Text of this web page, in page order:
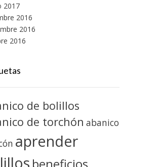
2017
2016
2016
2016
de bolillos
de torchón abanico
aprender